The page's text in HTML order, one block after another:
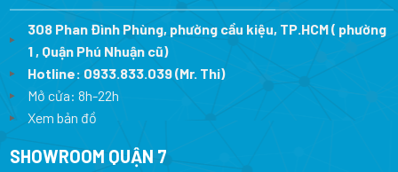
308 Phan Đình Phùng, phường cầu kiệu, TP.HCM ( phường
1 , Quận Phú Nhuận cũ)
Hotline: 0933.833.039(Mr. Thi)
Mở cửa: 8h-22h
Xem bản đồ
SHOWROOM QUẬN 7